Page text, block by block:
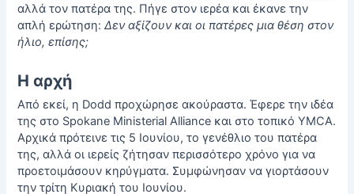
αλλά τον πατέρα της. Πήγε στον ιερέα και έκανε την
απλή ερώτηση:Δεν αξίζουν και οι πατέρες μια θέση στον
ήλιο, επίσης;
Η αρχή
Από εκεί, η Dodd προχώρησε ακούραστα. Έφερε την ιδέα
της στο Spokane Ministerial Alliance και στο τοπικό YMCA.
Αρχικά πρότεινε τις 5 Ιουνίου, το γενέθλιο του πατέρα
της, αλλά οι ιερείς ζήτησαν περισσότερο χρόνο για να
προετοιμάσουν κηρύγματα. Συμφώνησαν να γιορτάσουν
την τρίτη Κυριακή του Ιουνίου.